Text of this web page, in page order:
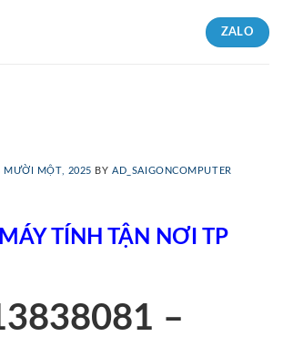
ZALO
MƯỜI MỘT, 2025 BYAD_SAIGONCOMPUTER
TÍNH TẬN NƠI TP
–